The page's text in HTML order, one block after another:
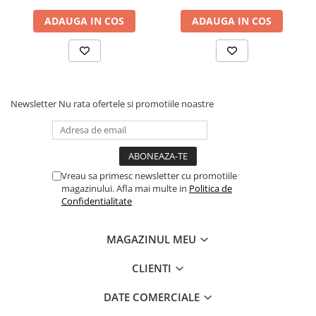
Biberoane, tetine si accesorii
Scaune de masa bebe
Suzete si accesorii
Atlase si enciclopedii pentru copii
Carti pentru Bebelusi
Balansoare copii
Colaci, ochelari si accesorii inot
ADAUGA IN COS ADAUGA IN COS
Newsletter Nu rata ofertele si promotiile noastre
Vreau sa primesc newsletter cu promotiile
magazinului. Afla mai multe in Politica de
Confidentialitate
MAGAZINUL MEU
CLIENTI
DATE COMERCIALE